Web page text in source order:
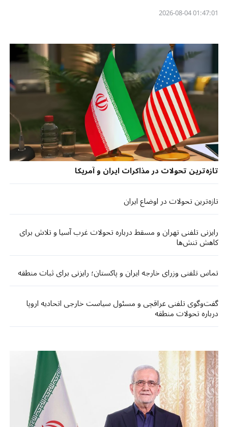
01:47:01 2026-08-04
تازه‌ترین تحولات در مذاکرات ایران و آمریکا
تازه‌ترین تحولات در اوضاع ایران
رایزنی تلفنی تهران و مسقط درباره تحولات غرب آسیا و تلاش برای
کاهش تنش‌ها
تماس تلفنی وزرای خارجه ایران و پاکستان؛ رایزنی برای ثبات منطقه
گفت‌وگوی تلفنی عراقچی و مسئول سیاست خارجی اتحادیه اروپا
درباره تحولات منطقه